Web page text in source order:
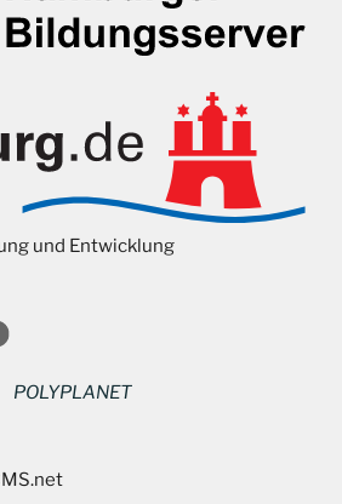
und Entwicklung
POLYPLANET